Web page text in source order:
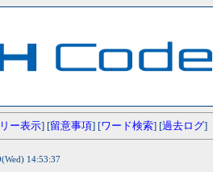
ー表示] [留意事項] [ワード検索] [過去ログ]
14:53:37